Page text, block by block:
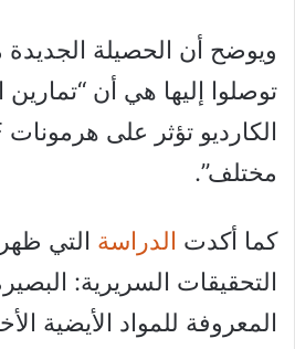
ويوضح أن الحصيلة الجديدة
توصلوا إليها هي أن “تمارين
مختلف”.
كما أكدت الدراسة التي
التحقيقات السريرية:
المعروفة للمواد الأيضية